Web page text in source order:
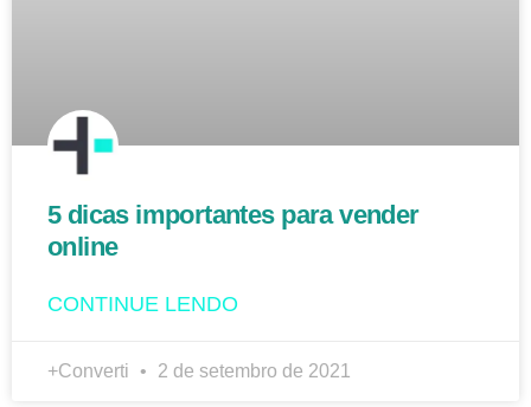
5 dicas importantes para vender
online
CONTINUE LENDO
+Converti 2 de setembro de 2021